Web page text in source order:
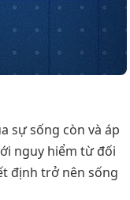
sự sống còn và áp
nguy hiểm từ đối
định trở nên sống